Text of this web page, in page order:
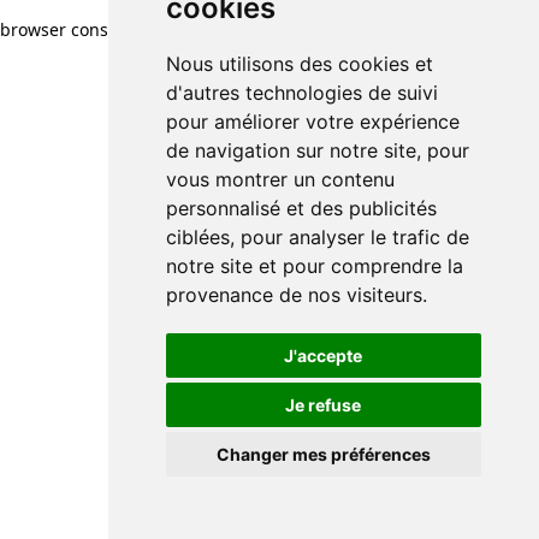
cookies
Nous utilisons des cookies et
d'autres technologies de suivi
pour améliorer votre expérience
de navigation sur notre site, pour
vous montrer un contenu
personnalisé et des publicités
ciblées, pour analyser le trafic de
notre site et pour comprendre la
provenance de nos visiteurs.
J'accepte
Je refuse
Changer mes préférences
browser console for more information)